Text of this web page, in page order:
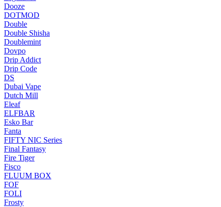
Dooze
DOTMOD
Double
Double Shisha
Doublemint
Dovpo
Drip Addict
Drip Code
DS
Dubai Vape
Dutch Mill
Eleaf
ELFBAR
Esko Bar
Fanta
FIFTY NIC Series
Final Fantasy
Fire Tiger
Fisco
FLUUM BOX
FOF
FOLI
Frosty